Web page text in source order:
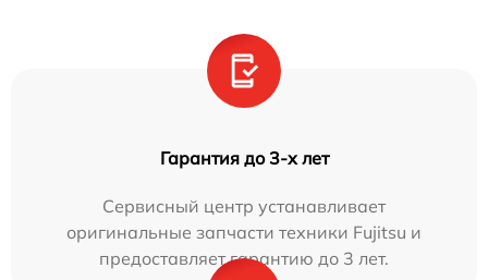
Гарантия до 3-х лет
Сервисный центр устанавливает
оригинальные запчасти техники Fujitsu и
предоставляет гарантию до 3 лет.